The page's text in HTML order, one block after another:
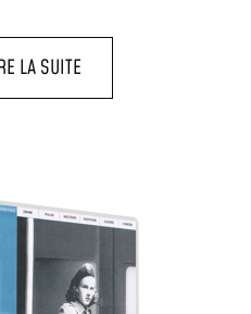
LA SUITE